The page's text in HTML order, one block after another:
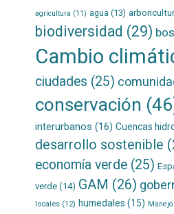
agricultura (11) agua (13)
biodiversidad (29)
Cambio
ciudades (25)
conservación
interurbanos (16) Cuencas
desarrollo sostenible
economía verde(25)
verde(14) GAM (26)
locales(12) humedales (15)